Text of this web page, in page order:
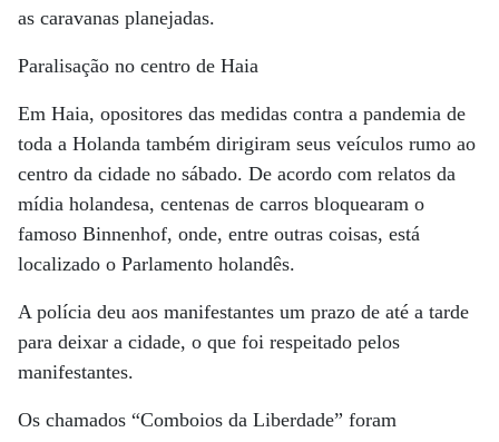
as caravanas planejadas.
Paralisação no centro de Haia
Em Haia, opositores das medidas contra a pandemia de
toda a Holanda também dirigiram seus veículos rumo ao
centro da cidade no sábado. De acordo com relatos da
mídia holandesa, centenas de carros bloquearam o
famoso Binnenhof, onde, entre outras coisas, está
localizado o Parlamento holandês.
A polícia deu aos manifestantes um prazo de até a tarde
para deixar a cidade, o que foi respeitado pelos
manifestantes.
Os chamados “Comboios da Liberdade” foram